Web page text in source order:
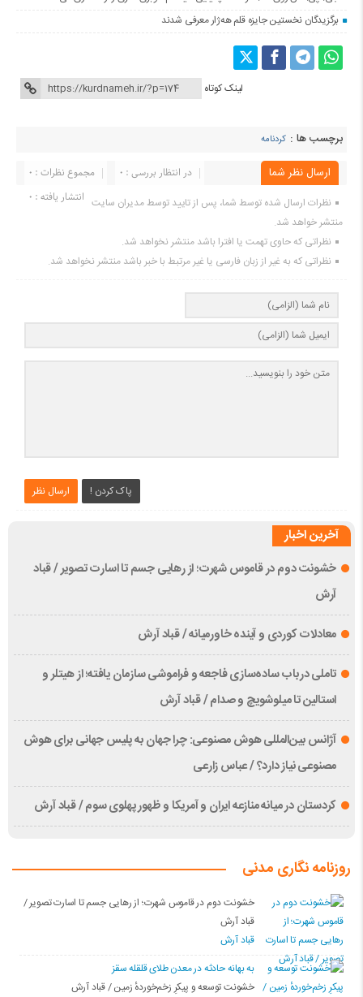
برگزیدگان نخستین جایزه قلم هه‌ژار معرفی شدند
لینک کوتاه
برچسب ها : کردنامه
ارسال نظر شما مجموع نظرات : 0
در انتظار بررسی : 0
انتشار یافته : ۰ نظرات ارسال شده توسط شما، پس از تایید توسط مدیران سایت
منتشر خواهد شد.
نظراتی که حاوی تهمت یا افترا باشد منتشر نخواهد شد.
نظراتی که به غیر از زبان فارسی یا غیر مرتبط با خبر باشد منتشر نخواهد شد.
ارسال نظر پاک کردن !
آخرین اخبار
خشونت دوم در قاموس شهرت؛ از رهایی جسم تا اسارت تصویر / قباد
آرش
معادلات کوردی و آینده خاورمیانه / قباد آرش
تاملی درباب سادەسازی فاجعە و فراموشی سازمان یافتە؛ از هیتلر و
استالین تا میلوشویچ و صدام / قباد آرش
آژانس بین‌المللی هوش مصنوعی: چرا جهان به پلیس جهانی برای هوش
مصنوعی نیاز دارد؟ / عباس زارعی
کردستان در میانه منازعە ایران و آمریکا و ظهور پهلوی سوم / قباد آرش
روزنامه نگاری مدنی
خشونت دوم در قاموس شهرت؛ از رهایی جسم تا اسارت تصویر /
قباد آرش
قباد آرش
بە بهانه حادثە در معدن طلای قلقله سقز
خشونت توسعه و پیکرِ زخم‌خوردهٔ زمین / قباد آرش